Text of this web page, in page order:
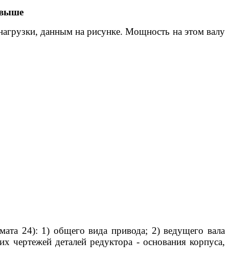
данным на рисунке. Мощность на этом валу
24): 1) общего вида приво­да; 2) ведущего вала
чертежей деталей редуктора - основания корпуса,